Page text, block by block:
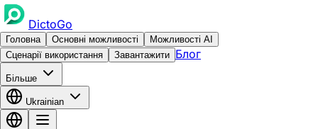
DictoGo
Головна Основні можливості
Можливості AI
Сценарії використання
Завантажити Блог
Більше
Ukrainian